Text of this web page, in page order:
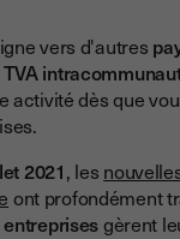
et en BtoC
à connaître
vers d'autres
TVA
activité dès que
2021, les
ont profondément
entreprisesgèrent